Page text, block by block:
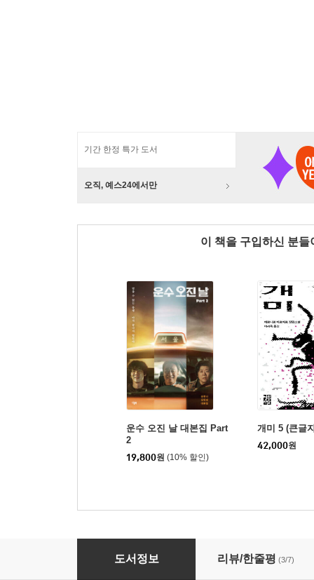
기간 한정 특가 도서
오직, 예스24에서만
이 책을 구입하신 분
운수 오진 날 대본집 Part
2
19,800원 (10% 할인)
개미 5 (큰글
42,000원
무빙 대본집 1~3 세트
도서정보 리뷰/한줄평 (3/7)